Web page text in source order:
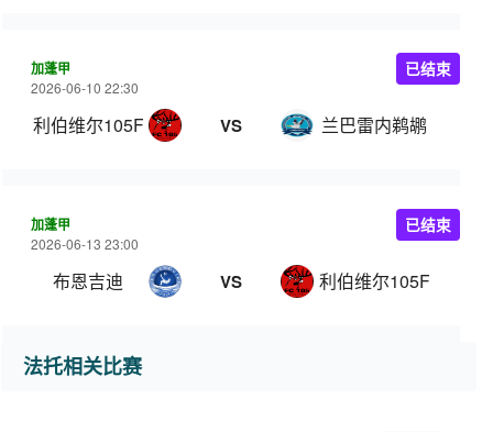
加蓬甲
2026-06-10 22:30
利伯维尔105FC VS 兰巴雷内鹈鹕
已结束
加蓬甲
2026-06-13 23:00
布恩吉迪 VS 利伯维尔105FC
已结束
法托相关比赛